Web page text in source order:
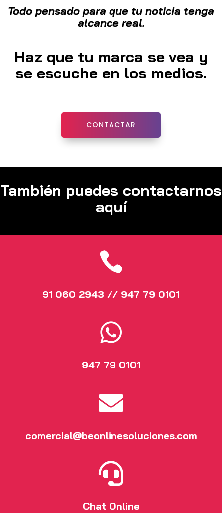
Todo pensado para que tu noticia tenga
alcance real.
Haz que tu marca se vea y
se escuche en los medios.
CONTACTAR
También puedes contactarnos
aquí

91 060 2943 // 947 79 0101

947 79 0101

comercial@beonlinesoluciones.com

Chat Online